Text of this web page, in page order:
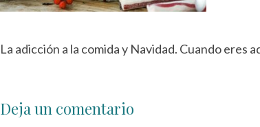
La adicción a la comida y Navidad. Cuando eres
Deja un comentario